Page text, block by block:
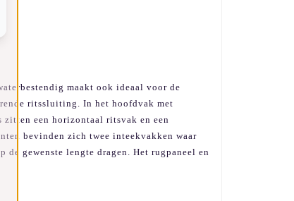
maakt ook ideaal voor de
ritssluiting. In het hoofdvak met
een horizontaal ritsvak en een
bevinden zich twee inteekvakken waar
gewenste lengte dragen. Het rugpaneel en